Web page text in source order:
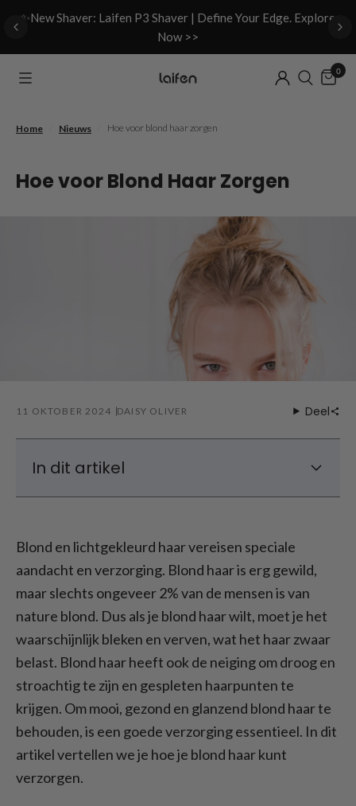
✨New Shaver: Laifen P3 Shaver | Define Your Edge. Explore
Now >>
0
Home Nieuws Hoe voor blond haar zorgen
Hoe voor Blond Haar Zorgen
11 OKTOBER 2024 DAISY OLIVER Deel
In dit artikel
Verzorging voor blond haar - Wat te doen
met stroachtig haar?
Hoe geverfd haar goed verzorgen - Beste
verzorging voor gekleurd haar
Verzorging voor blond haar - Home
Remedies
Blond en lichtgekleurd haar vereisen speciale
aandacht en verzorging. Blond haar is erg gewild,
maar slechts ongeveer 2% van de mensen is van
nature blond. Dus als je blond haar wilt, moet je het
waarschijnlijk bleken en verven, wat het haar zwaar
belast. Blond haar heeft ook de neiging om droog en
stroachtig te zijn en gespleten haarpunten te
krijgen. Om mooi, gezond en glanzend blond haar te
behouden, is een goede verzorging essentieel. In dit
artikel vertellen we je hoe je blond haar kunt
verzorgen.